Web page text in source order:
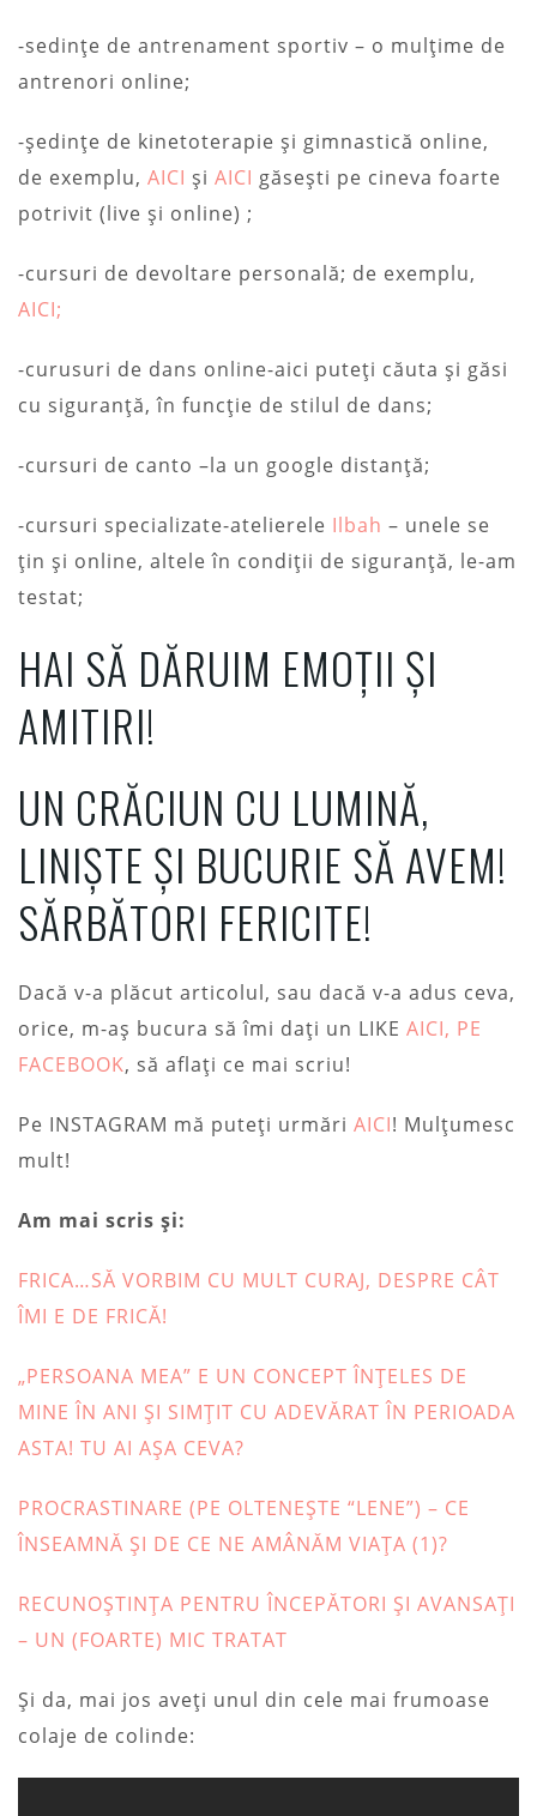
-sedințe de antrenament sportiv – o mulțime de
antrenori online;
-ședințe de kinetoterapie și gimnastică online,
de exemplu, AICI și AICI găsești pe cineva foarte
potrivit (live și online) ;
-cursuri de devoltare personală; de exemplu,
AICI;
-curusuri de dans online-aici puteți căuta și găsi
cu siguranță, în funcție de stilul de dans;
-cursuri de canto –la un google distanță;
-cursuri specializate-atelierele Ilbah – unele se
țin și online, altele în condiții de siguranță, le-am
testat;
HAI SĂ DĂRUIM EMOȚII ȘI
AMITIRI!
UN CRĂCIUN CU LUMINĂ,
LINIȘTE ȘI BUCURIE SĂ AVEM!
SĂRBĂTORI FERICITE!
Dacă v-a plăcut articolul, sau dacă v-a adus ceva,
orice, m-aș bucura să îmi dați un LIKE AICI, PE
FACEBOOK, să aflați ce mai scriu!
Pe INSTAGRAM mă puteți urmări AICI! Mulțumesc
mult!
Am mai scris și:
FRICA…SĂ VORBIM CU MULT CURAJ, DESPRE CÂT
ÎMI E DE FRICĂ!
„PERSOANA MEA” E UN CONCEPT ÎNȚELES DE
MINE ÎN ANI ȘI SIMȚIT CU ADEVĂRAT ÎN PERIOADA
ASTA! TU AI AȘA CEVA?
PROCRASTINARE (PE OLTENEȘTE “LENE”) – CE
ÎNSEAMNĂ ȘI DE CE NE AMÂNĂM VIAȚA (1)?
RECUNOȘTINȚA PENTRU ÎNCEPĂTORI ȘI AVANSAȚI
– UN (FOARTE) MIC TRATAT
Și da, mai jos aveți unul din cele mai frumoase
colaje de colinde: